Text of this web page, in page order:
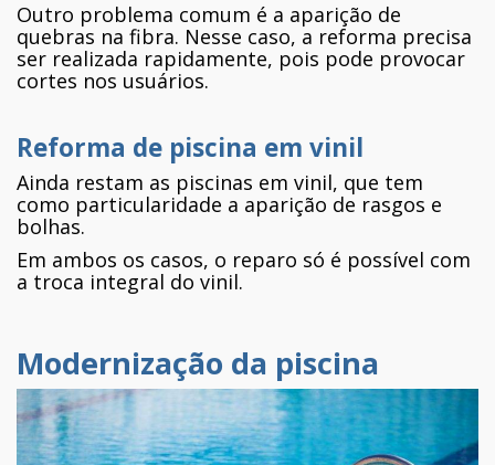
Outro problema comum é a aparição de
quebras na fibra. Nesse caso, a reforma precisa
ser realizada rapidamente, pois pode provocar
cortes nos usuários.
Reforma de piscina em vinil
Ainda restam as piscinas em vinil, que tem
como particularidade a aparição de rasgos e
bolhas.
Em ambos os casos, o reparo só é possível com
a troca integral do vinil.
Modernização da piscina